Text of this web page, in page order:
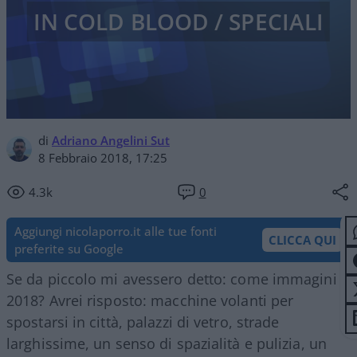
di Adriano Angelini Sut
8 Febbraio 2018, 17:25
4.3k 0
IN COLD BLOOD / SPECIALI
Aggiungi nicolaporro.it alle tue fonti
preferite su Google
CLICCA QUI
Se da piccolo mi avessero detto: come immagini il
2018? Avrei risposto: macchine volanti per
spostarsi in città, palazzi di vetro, strade
larghissime, un senso di spazialità e pulizia, un